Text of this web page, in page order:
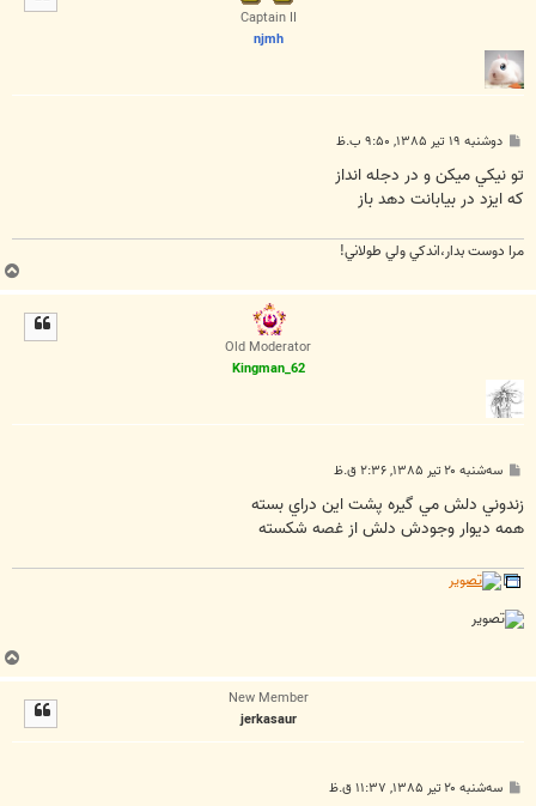
Captain II
njmh
پ
ت
دوشنبه ۱۹ تیر ۱۳۸۵, ۹:۵۰ ب.ظ
تو نيكي ميكن و در دجله انداز
كه ايزد در بيابانت دهد باز
مرا دوست بدار،اندكي ولي طولاني!
ب
ا
Old Moderator
Kingman_62
پ
ت
سه‌شنبه ۲۰ تیر ۱۳۸۵, ۲:۳۶ ق.ظ
زندوني دلش مي گيره پشت اين دراي بسته
همه ديوار وجودش دلش از غصه شکسته
ب
ا
New Member
jerkasaur
پ سه‌شنبه ۲۰ تیر ۱۳۸۵, ۱۱:۳۷ ق.ظ